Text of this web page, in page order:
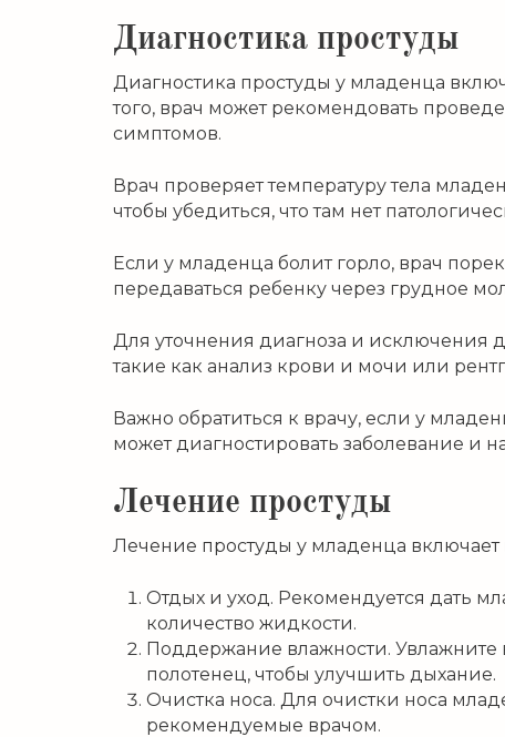
Диагностика простуды
Диагностика простуды у младенца
того, врач может рекомендовать
симптомов.
Врач проверяет температуру тела
чтобы убедиться, что там нет
Если у младенца болит горло, врач
передаваться ребенку через грудное
Для уточнения диагноза и исключения
такие как анализ крови и мочи или
Важно обратиться к врачу, если у
может диагностировать заболевание и
Лечение простуды
Лечение простуды у младенца
Отдых и уход. Рекомендуется дать
количество жидкости.
Поддержание влажности. Увлажните
полотенец, чтобы улучшить дыхание.
Очистка носа. Для очистки носа
рекомендуемые врачом.